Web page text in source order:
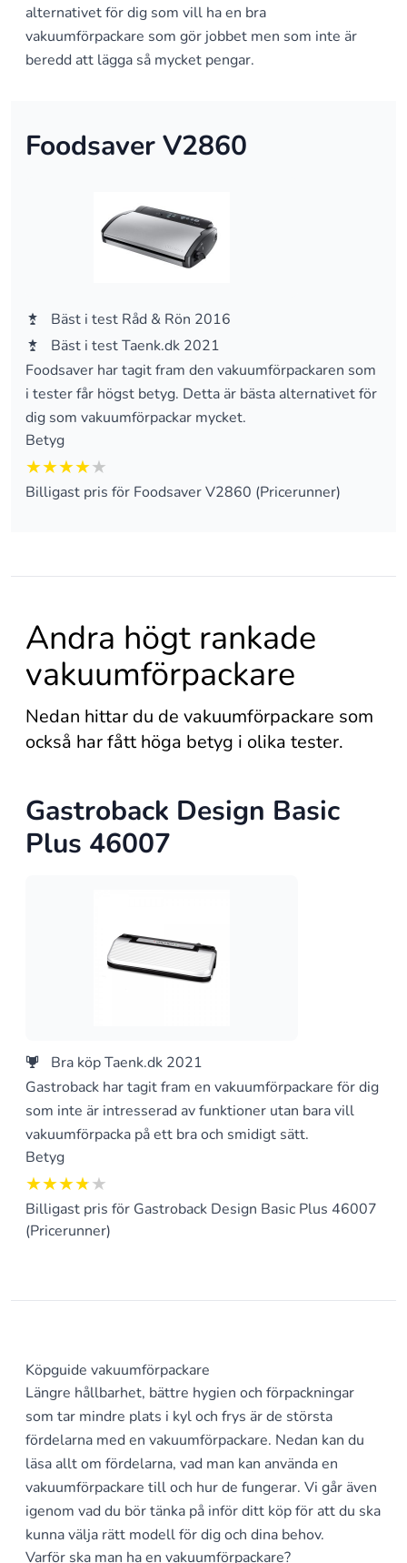
alternativet för dig som vill ha en bra
vakuumförpackare som gör jobbet men som inte är
beredd att lägga så mycket pengar.
Foodsaver V2860
Bäst i test Råd & Rön 2016
Bäst i test Taenk.dk 2021
Foodsaver har tagit fram den vakuumförpackaren som
i tester får högst betyg. Detta är bästa alternativet för
dig som vakuumförpackar mycket.
Betyg
4 av 5
Billigast pris för Foodsaver V2860 (Pricerunner)
Andra högt rankade
vakuumförpackare
Nedan hittar du de vakuumförpackare som
också har fått höga betyg i olika tester.
Gastroback Design Basic
Plus 46007
Bra köp Taenk.dk 2021
Gastroback har tagit fram en vakuumförpackare för dig
som inte är intresserad av funktioner utan bara vill
vakuumförpacka på ett bra och smidigt sätt.
Betyg
3.75 av 5
Billigast pris för Gastroback Design Basic Plus 46007
(Pricerunner)
Köpguide vakuumförpackare
Längre hållbarhet, bättre hygien och förpackningar
som tar mindre plats i kyl och frys är de största
fördelarna med en vakuumförpackare. Nedan kan du
läsa allt om fördelarna, vad man kan använda en
vakuumförpackare till och hur de fungerar. Vi går även
igenom vad du bör tänka på inför ditt köp för att du ska
kunna välja rätt modell för dig och dina behov.
Varför ska man ha en vakuumförpackare?